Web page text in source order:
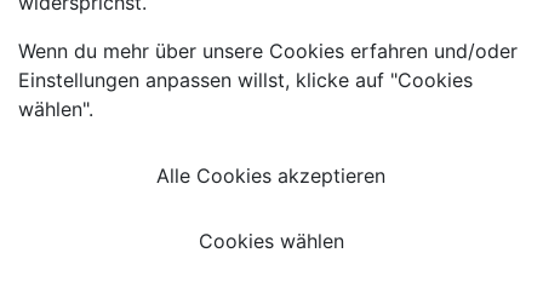
Wenn du mehr über unsere Cookies erfahren und/oder
Einstellungen anpassen willst, klicke auf "Cookies
wählen".
Alle Cookies akzeptieren
Cookies wählen